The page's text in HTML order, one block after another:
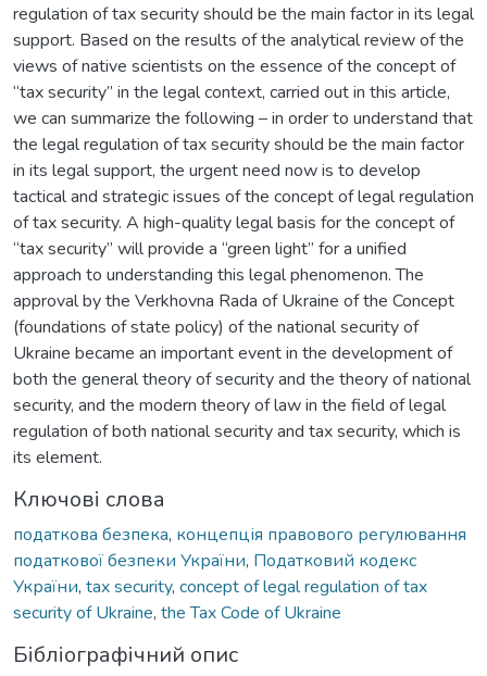
regulation of tax security should be the main factor in its legal
support. Based on the results of the analytical review of the
views of native scientists on the essence of the concept of
“tax security” in the legal context, carried out in this article,
we can summarize the following – in order to understand that
the legal regulation of tax security should be the main factor
in its legal support, the urgent need now is to develop
tactical and strategic issues of the concept of legal regulation
of tax security. A high-quality legal basis for the concept of
“tax security” will provide a “green light” for a unified
approach to understanding this legal phenomenon. The
approval by the Verkhovna Rada of Ukraine of the Concept
(foundations of state policy) of the national security of
Ukraine became an important event in the development of
both the general theory of security and the theory of national
security, and the modern theory of law in the field of legal
regulation of both national security and tax security, which is
its element.
Ключові слова
податкова безпека, концепція правового регулювання
податкової безпеки України, Податковий кодекс
України, tax security, concept of legal regulation of tax
security of Ukraine, the Tax Code of Ukraine
Бібліографічний опис